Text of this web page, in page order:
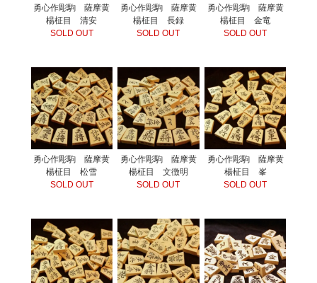
勇心作彫駒 薩摩黄
楊柾目 清安
SOLD OUT
勇心作彫駒 薩摩黄
楊柾目 長録
SOLD OUT
勇心作彫駒 薩摩黄
楊柾目 金竜
SOLD OUT
勇心作彫駒 薩摩黄
楊柾目 松雪
SOLD OUT
勇心作彫駒 薩摩黄
楊柾目 文徴明
SOLD OUT
勇心作彫駒 薩摩黄
楊柾目 峯
SOLD OUT